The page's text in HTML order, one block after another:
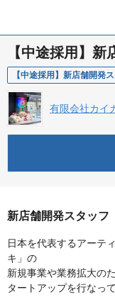
【中途採用】
【中途採用】新店舗開発
有限会社カイ
新店舗開発スタッフ
日本を代表するアーテ
キ」の
新規事業や業務拡大の
タートアップを行なっ